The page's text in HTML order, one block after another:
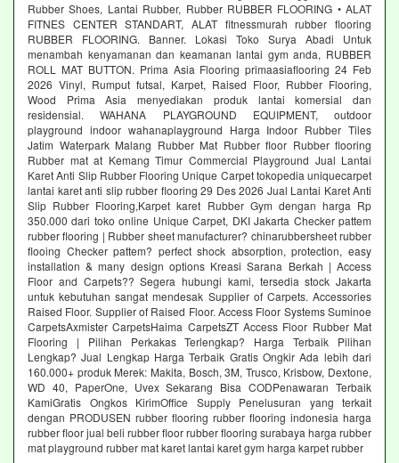
Rubber Shoes, Lantai Rubber, Rubber RUBBER FLOORING • ALAT
FITNES CENTER STANDART, ALAT fitnessmurah rubber flooring
RUBBER FLOORING. Banner. Lokasi Toko Surya Abadi Untuk
menambah kenyamanan dan keamanan lantai gym anda, RUBBER
ROLL MAT BUTTON. Prima Asia Flooring primaasiaflooring 24 Feb
2026 Vinyl, Rumput futsal, Karpet, Raised Floor, Rubber Flooring,
Wood Prima Asia menyediakan produk lantai komersial dan
residensial. WAHANA PLAYGROUND EQUIPMENT, outdoor
playground indoor wahanaplayground Harga Indoor Rubber Tiles
Jatim Waterpark Malang Rubber Mat Rubber floor Rubber flooring
Rubber mat at Kemang Timur Commercial Playground Jual Lantai
Karet Anti Slip Rubber Flooring Unique Carpet tokopedia uniquecarpet
lantai karet anti slip rubber flooring 29 Des 2026 Jual Lantai Karet Anti
Slip Rubber Flooring,Karpet karet Rubber Gym dengan harga Rp
350.000 dari toko online Unique Carpet, DKI Jakarta Checker pattem
rubber flooring | Rubber sheet manufacturer? chinarubbersheet rubber
flooing Checker pattem? perfect shock absorption, protection, easy
installation & many design options Kreasi Sarana Berkah | Access
Floor and Carpets?? Segera hubungi kami, tersedia stock Jakarta
untuk kebutuhan sangat mendesak Supplier of Carpets. Accessories
Raised Floor. Supplier of Raised Floor. Access Floor Systems Suminoe
CarpetsAxmister CarpetsHaima CarpetsZT Access Floor Rubber Mat
Flooring | Pilihan Perkakas Terlengkap? Harga Terbaik Pilihan
Lengkap? Jual Lengkap Harga Terbaik Gratis Ongkir Ada lebih dari
160.000+ produk Merek: Makita, Bosch, 3M, Trusco, Krisbow, Dextone,
WD 40, PaperOne, Uvex Sekarang Bisa CODPenawaran Terbaik
KamiGratis Ongkos KirimOffice Supply Penelusuran yang terkait
dengan PRODUSEN rubber flooring rubber flooring indonesia harga
rubber floor jual beli rubber floor rubber flooring surabaya harga rubber
mat playground rubber mat karet lantai karet gym harga karpet rubber